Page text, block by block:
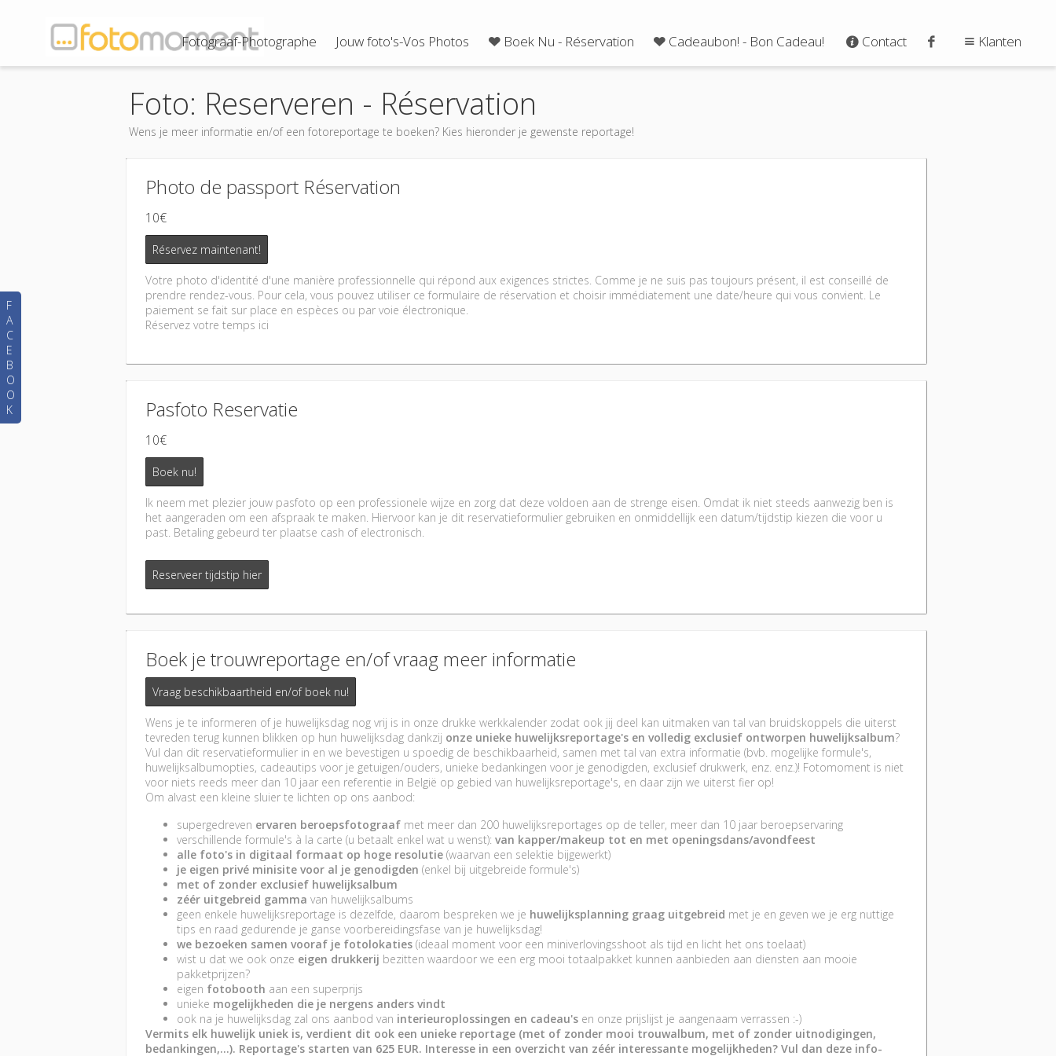
F
A
C
E
B
O
O
K
Fotograaf-Photographe Jouw foto's-Vos Photos Boek Nu - Réservation Cadeaubon! - Bon Cadeau! Contact Klanten
Foto: Reserveren - Réservation
Wens je meer informatie en/of een fotoreportage te boeken? Kies hieronder je gewenste reportage!
Photo de passport Réservation
10€
Réservez maintenant!
Votre photo d'identité d'une manière professionnelle qui répond aux exigences strictes. Comme je ne suis pas toujours présent, il est conseillé de
prendre rendez-vous. Pour cela, vous pouvez utiliser ce formulaire de réservation et choisir immédiatement une date/heure qui vous convient. Le
paiement se fait sur place en espèces ou par voie électronique.
Réservez votre temps ici
Pasfoto Reservatie
10€
Boek nu!
Ik neem met plezier jouw pasfoto op een professionele wijze en zorg dat deze voldoen aan de strenge eisen. Omdat ik niet steeds aanwezig ben is
het aangeraden om een afspraak te maken. Hiervoor kan je dit reservatieformulier gebruiken en onmiddellijk een datum/tijdstip kiezen die voor u
past. Betaling gebeurd ter plaatse cash of electronisch.
Reserveer tijdstip hier
Boek je trouwreportage en/of vraag meer informatie
Vraag beschikbaartheid en/of boek nu!
Wens je te informeren of je huwelijksdag nog vrij is in onze drukke werkkalender zodat ook jij deel kan uitmaken van tal van bruidskoppels die uiterst
tevreden terug kunnen blikken op hun huwelijksdag dankzij onze unieke huwelijksreportage's en volledig exclusief ontworpen huwelijksalbum?
Vul dan dit reservatieformulier in en we bevestigen u spoedig de beschikbaarheid, samen met tal van extra informatie (bvb. mogelijke formule's,
huwelijksalbumopties, cadeautips voor je getuigen/ouders, unieke bedankingen voor je genodigden, exclusief drukwerk, enz. enz.)! Fotomoment is niet
voor niets reeds meer dan 10 jaar een referentie in België op gebied van huwelijksreportage's, en daar zijn we uiterst fier op!
Om alvast een kleine sluier te lichten op ons aanbod:
supergedreven ervaren beroepsfotograaf met meer dan 200 huwelijksreportages op de teller, meer dan 10 jaar beroepservaring
verschillende formule's à la carte (u betaalt enkel wat u wenst): van kapper/makeup tot en met openingsdans/avondfeest
alle foto's in digitaal formaat op hoge resolutie(waarvan een selektie bijgewerkt)
je eigen privé minisite voor al je genodigden (enkel bij uitgebreide formule's)
met of zonder exclusief huwelijksalbum
zéér uitgebreid gamma van huwelijksalbums
geen enkele huwelijksreportage is dezelfde, daarom bespreken we je huwelijksplanning graag uitgebreid met je en geven we je erg nuttige
tips en raad gedurende je ganse voorbereidingsfase van je huwelijksdag!
we bezoeken samen vooraf je fotolokaties(ideaal moment voor een miniverlovingsshoot als tijd en licht het ons toelaat)
wist u dat we ook onze eigen drukkerij bezitten waardoor we een erg mooi totaalpakket kunnen aanbieden aan diensten aan mooie
pakketprijzen?
eigen fotobooth aan een superprijs
unieke mogelijkheden die je nergens anders vindt
ook na je huwelijksdag zal ons aanbod van interieuroplossingen en cadeau's en onze prijslijst je aangenaam verrassen :-)
Vermits elk huwelijk uniek is, verdient dit ook een unieke reportage (met of zonder mooi trouwalbum, met of zonder uitnodigingen,
bedankingen,...). Reportage's starten van 625 EUR. Interesse in een overzicht van zéér interessante mogelijkheden? Vul dan deze info-